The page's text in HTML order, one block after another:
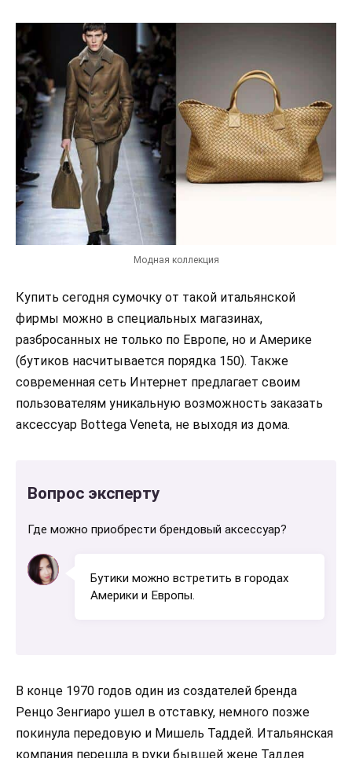
Модная коллекция
Купить сегодня сумочку от такой итальянской
фирмы можно в специальных магазинах,
разбросанных не только по Европе, но и Америке
(бутиков насчитывается порядка 150). Также
современная сеть Интернет предлагает своим
пользователям уникальную возможность заказать
аксессуар Bottega Veneta, не выходя из дома.
Вопрос эксперту
Где можно приобрести брендовый аксессуар?
Бутики можно встретить в городах
Америки и Европы.
В конце 1970 годов один из создателей бренда
Ренцо Зенгиаро ушел в отставку, немного позже
покинула передовую и Мишель Таддей. Итальянская
компания перешла в руки бывшей жене Таддея